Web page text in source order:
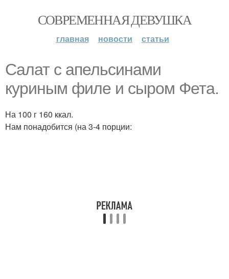
СОВРЕМЕННАЯ ДЕВУШКА
главная новости статьи
Салат с апельсинами
куриным филе и сыром Фета.
На 100 г 160 ккал.
Нам понадобится (на 3-4 порции: